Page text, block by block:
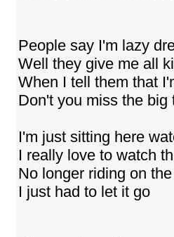
People say I'm lazy
Well they give me all
When I tell them that
Don't you miss the
I'm just sitting here
I really love to watch
No longer riding on
I just had to let it go